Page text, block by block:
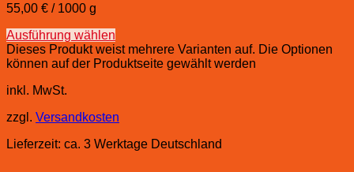
55,00 € / 1000 g
Ausführung wählen
Dieses Produkt weist mehrere Varianten auf. Die Optionen
können auf der Produktseite gewählt werden
inkl. MwSt.
zzgl. Versandkosten
Lieferzeit: ca. 3 Werktage Deutschland